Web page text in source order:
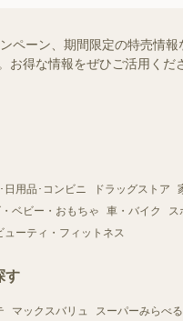
ペーン、期間限定の特売情報
得な情報をぜひご活用くだ
日用品･コンビニ ドラッグストア
ベビー・おもちゃ 車・バイク
ス
ューティ・フィットネス
す
マックスバリュ スーパーみらべる